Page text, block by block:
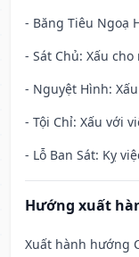
- Băng Tiêu Ngoạ
- Sát Chủ: Xấu
- Nguyệt Hình:
- Tội Chỉ: Xấu với
- Lỗ Ban Sát: Kỵ
Hướng xuất
Xuất hành hướng